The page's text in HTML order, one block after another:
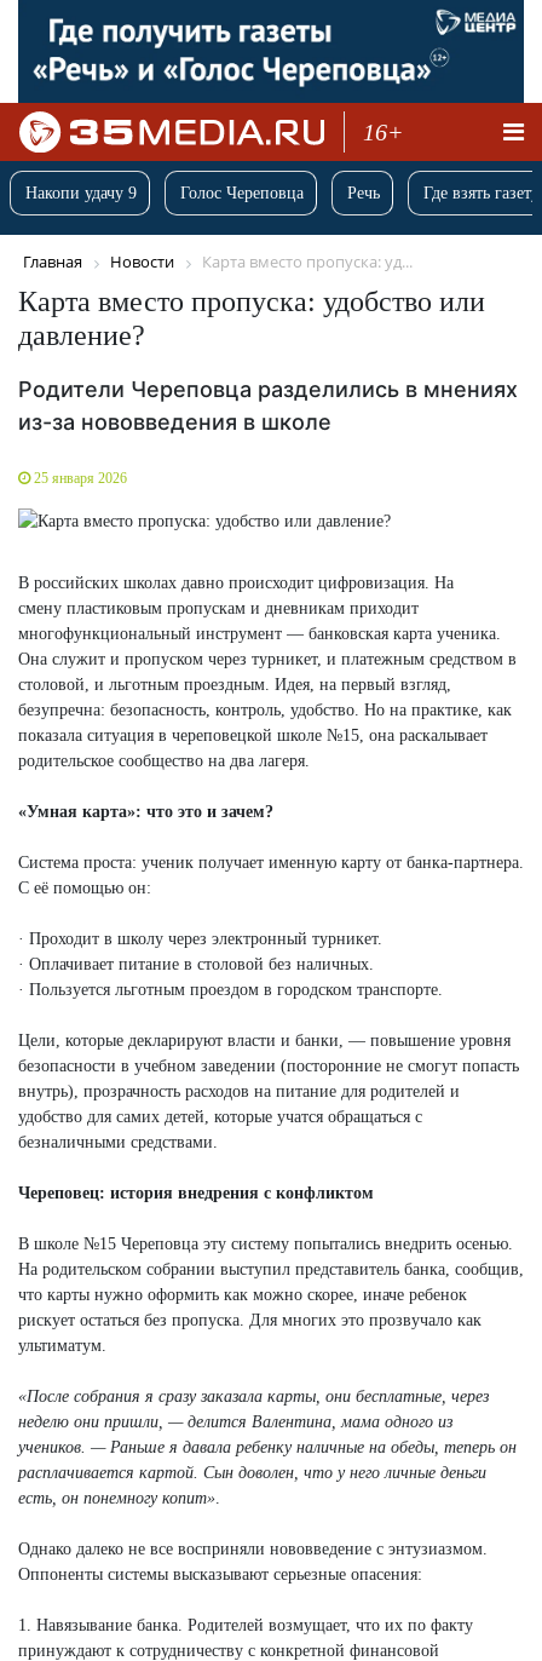
16+
Накопи удачу 9 Голос Череповца Речь Где взять
Главная Новости Карта вместо пропуска: уд...
Карта вместо пропуска: удобство или
давление?
Родители Череповца разделились в мнениях
из-за нововведения в школе
25 января 2026
В российских школах давно происходит цифровизация. На
смену пластиковым пропускам и дневникам приходит
многофункциональный инструмент — банковская карта ученика.
Она служит и пропуском через турникет, и платежным средством в
столовой, и льготным проездным. Идея, на первый взгляд,
безупречна: безопасность, контроль, удобство. Но на практике, как
показала ситуация в череповецкой школе №15, она раскалывает
родительское сообщество на два лагеря.
«Умная карта»: что это и зачем?
Система проста: ученик получает именную карту от банка-партнера.
С её помощью он:
· Проходит в школу через электронный турникет.
· Оплачивает питание в столовой без наличных.
· Пользуется льготным проездом в городском транспорте.
Цели, которые декларируют власти и банки, — повышение уровня
безопасности в учебном заведении (посторонние не смогут попасть
внутрь), прозрачность расходов на питание для родителей и
удобство для самих детей, которые учатся обращаться с
безналичными средствами.
Череповец: история внедрения с конфликтом
В школе №15 Череповца эту систему попытались внедрить осенью.
На родительском собрании выступил представитель банка, сообщив,
что карты нужно оформить как можно скорее, иначе ребенок
рискует остаться без пропуска. Для многих это прозвучало как
ультиматум.
«После собрания я сразу заказала карты, они бесплатные, через
неделю они пришли, — делится Валентина, мама одного из
учеников. — Раньше я давала ребенку наличные на обеды, теперь он
расплачивается картой. Сын доволен, что у него личные деньги
есть, он понемногу копит»
Однако далеко не все восприняли нововведение с энтузиазмом.
Оппоненты системы высказывают серьезные опасения:
1. Навязывание банка. Родителей возмущает, что их по факту
принуждают к сотрудничеству с конкретной финансовой